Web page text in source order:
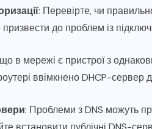
: Перевірте, чи
до проблем із
в мережі є пристрої з
ввімкнено DHCP-сервер
: Проблеми з DNS можуть